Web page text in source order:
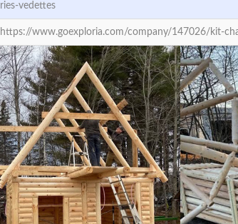
ries-vedettes
https://www.goexploria.com/company/147026/kit-